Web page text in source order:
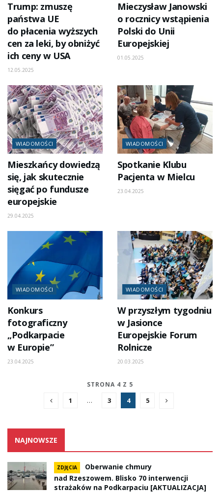
Trump: zmuszę
państwa UE
do płacenia wyższych
cen za leki, by obniżyć
ich ceny w USA
12.05.2025
Mieczysław Janowski
o rocznicy wstąpienia
Polski do Unii
Europejskiej
01.05.2025
WIADOMOŚCI
Mieszkańcy dowiedzą
się, jak skutecznie
sięgać po fundusze
europejskie
29.04.2025
WIADOMOŚCI
Spotkanie Klubu
Pacjenta w Mielcu
23.04.2025
WIADOMOŚCI
Konkurs
fotograficzny
„Podkarpacie
w Europie”
23.04.2025
WIADOMOŚCI
W przyszłym tygodniu
w Jasionce
Europejskie Forum
Rolnicze
20.03.2025
STRONA 4 Z 5
1 … 3 4 5
NAJNOWSZE
ZDJĘCIA
Oberwanie chmury
nad Rzeszowem. Blisko 70 interwencji
strażaków na Podkarpaciu [AKTUALIZACJA]